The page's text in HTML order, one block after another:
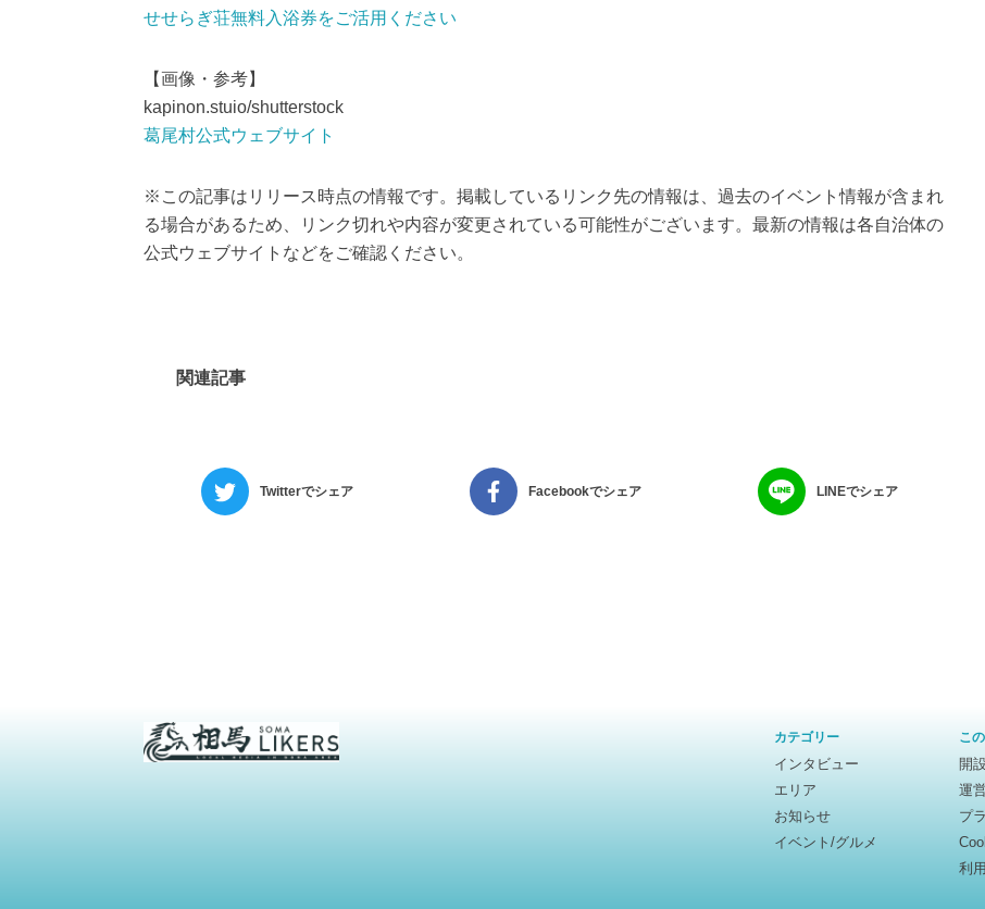
せせらぎ荘無料入浴券をご活用ください
【画像・参考】
kapinon.stuio/shutterstock
葛尾村公式ウェブサイト
※この記事はリリース時点の情報です。掲載しているリンク先の情報は、過去のイベント情報が含まれ
る場合があるため、リンク切れや内容が変更されている可能性がございます。最新の情報は各自治体の
公式ウェブサイトなどをご確認ください。
関連記事
Twitterでシェア Facebookでシェア LINEでシェア
カテゴリー
インタビュー
エリア
お知らせ
イベント/グルメ
こ
開
運
プ
利